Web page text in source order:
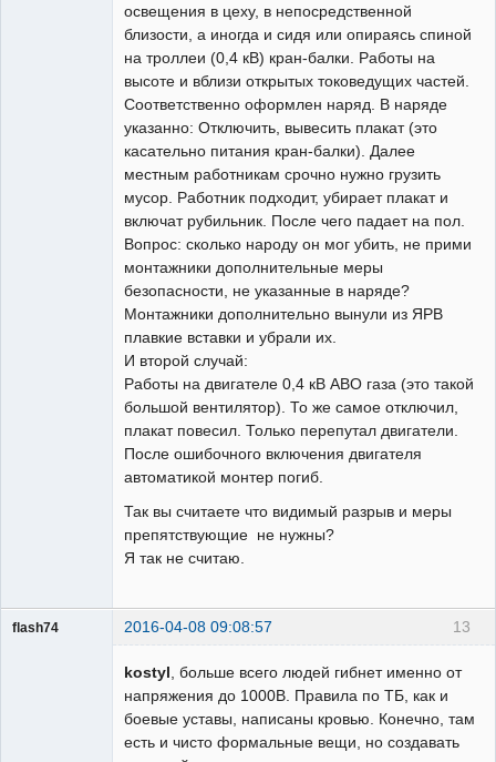
освещения в цеху, в непосредственной
близости, а иногда и сидя или опираясь спиной
на троллеи (0,4 кВ) кран-балки. Работы на
высоте и вблизи открытых токоведущих частей.
Соответственно оформлен наряд. В наряде
указанно: Отключить, вывесить плакат (это
касательно питания кран-балки). Далее
местным работникам срочно нужно грузить
мусор. Работник подходит, убирает плакат и
включат рубильник. После чего падает на пол.
Вопрос: сколько народу он мог убить, не прими
монтажники дополнительные меры
безопасности, не указанные в наряде?
Монтажники дополнительно вынули из ЯРВ
плавкие вставки и убрали их.
И второй случай:
Работы на двигателе 0,4 кВ АВО газа (это такой
большой вентилятор). То же самое отключил,
плакат повесил. Только перепутал двигатели.
После ошибочного включения двигателя
автоматикой монтер погиб.
Так вы считаете что видимый разрыв и меры
препятствующие не нужны?
Я так не считаю.
13
flash74 2016-04-08 09:08:57
kostyl , больше всего людей гибнет именно от
напряжения до 1000В. Правила по ТБ, как и
боевые уставы, написаны кровью. Конечно, там
есть и чисто формальные вещи, но создавать